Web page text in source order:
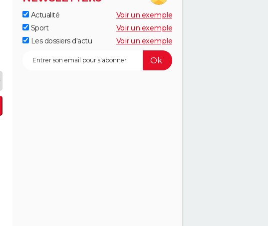
Actualité
Voir un exemple
Sport
Voir un exemple
Les dossiers d'actu
Voir un exemple